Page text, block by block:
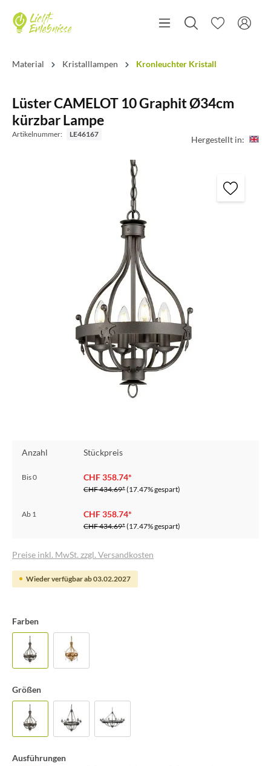
Material Kristalllampen Kronleuchter Kristall
Lüster CAMELOT 10 Graphit Ø34cm
kürzbar Lampe
Artikelnummer: LE46167 Hergestellt in:
Anzahl Stückpreis
Bis0 CHF 358.74*
CHF 434.69*(17.47% gespart)
Ab 1 CHF 358.74*
CHF 434.69*(17.47% gespart)
Preise inkl. MwSt. zzgl. Versandkosten
Wieder verfügbar ab 03.02.2027
Farben
Größen
Ausführungen